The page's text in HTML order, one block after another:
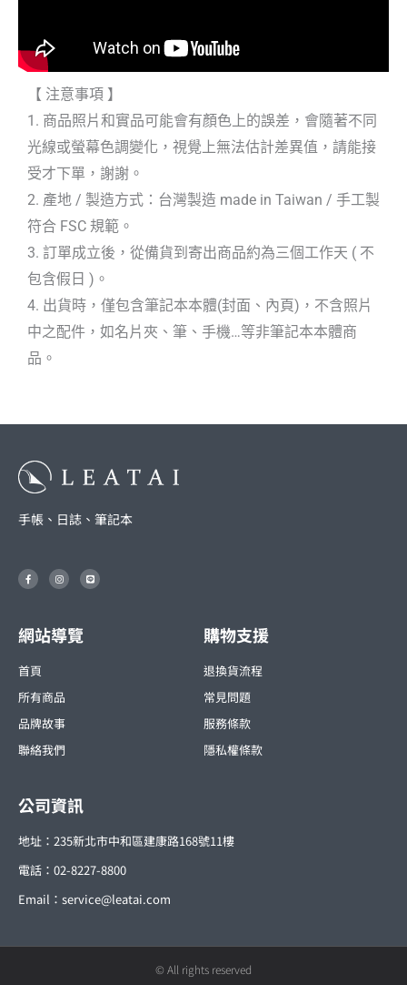
【 注意事項 】
1. 商品照片和實品可能會有顏色上的誤差，會隨著不同
光線或螢幕色調變化，視覺上無法估計差異值，請能接
受才下單，謝謝。
2. 產地 / 製造方式：台灣製造 made in Taiwan / 手工製
符合 FSC 規範。
3. 訂單成立後，從備貨到寄出商品約為三個工作天 ( 不
包含假日 )。
4. 出貨時，僅包含筆記本本體(封面、內頁)，不含照片
中之配件，如名片夾、筆、手機…等非筆記本本體商
品。
手帳、日誌、筆記本
F
a
c
k
-
I
n
s
r
a
m
L
i
n
網站導覽
首頁
所有商品
品牌故事
聯絡我們
購物支援
退換貨流程
常見問題
服務條款
隱私權條款
公司資訊
地址：235新北市中和區建康路168號11樓
電話：02-8227-8800
Email： service@leatai.com
© All rights reserved